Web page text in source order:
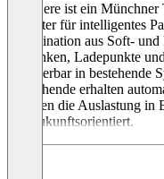
ParkHere ist ein
Anbieter für intelligentes
Kombination aus Soft-
Schranken, Ladepunkte
integrierbar in bestehende
Besuchende erhalten
behalten die Auslastung
und zukunftsorientiert.